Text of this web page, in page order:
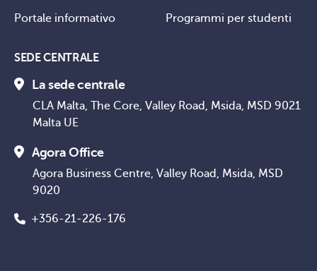
Portale informativo Programmi per studenti
SEDE CENTRALE
La sede centrale
CLA Malta, The Core, Valley Road, Msida, MSD 9021
Malta UE
Agora Office
Agora Business Centre, Valley Road, Msida, MSD
9020
+356-21-226-176